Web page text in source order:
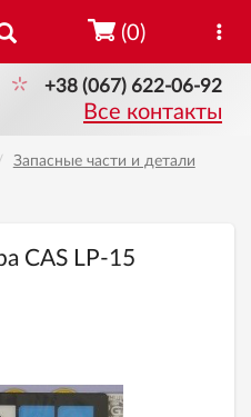
+38 (067) 622-06-92
Все контакты
(0)
Запасные части и детали
CAS LP-15